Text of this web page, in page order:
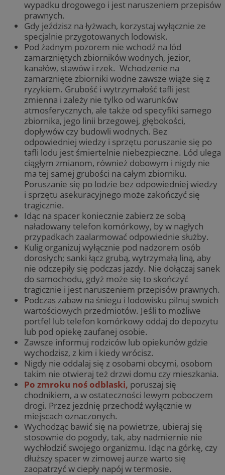
wypadku drogowego i jest naruszeniem przepisów
prawnych.
Gdy jeździsz na łyżwach, korzystaj wyłącznie ze
specjalnie przygotowanych lodowisk.
Pod żadnym pozorem nie wchodź na lód
zamarzniętych zbiorników wodnych, jezior,
kanałów, stawów i rzek. Wchodzenie na
zamarznięte zbiorniki wodne zawsze wiąże się z
ryzykiem. Grubość i wytrzymałość tafli jest
zmienna i zależy nie tylko od warunków
atmosferycznych, ale także od specyfiki samego
zbiornika, jego linii brzegowej, głębokości,
dopływów czy budowli wodnych. Bez
odpowiedniej wiedzy i sprzętu poruszanie się po
tafli lodu jest śmiertelnie niebezpieczne. Lód ulega
ciągłym zmianom, również dobowym i nigdy nie
ma tej samej grubości na całym zbiorniku.
Poruszanie się po lodzie bez odpowiedniej wiedzy
i sprzętu asekuracyjnego może zakończyć się
tragicznie.
Idąc na spacer koniecznie zabierz ze sobą
naładowany telefon komórkowy, by w nagłych
przypadkach zaalarmować odpowiednie służby.
Kulig organizuj wyłącznie pod nadzorem osób
dorosłych; sanki łącz grubą, wytrzymałą liną, aby
nie odczepiły się podczas jazdy. Nie dołączaj sanek
do samochodu, gdyż może się to skończyć
tragicznie i jest naruszeniem przepisów prawnych.
Podczas zabaw na śniegu i lodowisku pilnuj swoich
wartościowych przedmiotów. Jeśli to możliwe
portfel lub telefon komórkowy oddaj do depozytu
lub pod opiekę zaufanej osobie.
Zawsze informuj rodziców lub opiekunów gdzie
wychodzisz, z kim i kiedy wrócisz.
Nigdy nie oddalaj się z osobami obcymi, osobom
takim nie otwieraj też drzwi domu czy mieszkania.
Po zmroku noś odblaski, poruszaj się
chodnikiem, a w ostateczności lewym poboczem
drogi. Przez jezdnię przechodź wyłącznie w
miejscach oznaczonych.
Wychodząc bawić się na powietrze, ubieraj się
stosownie do pogody, tak, aby nadmiernie nie
wychłodzić swojego organizmu. Idąc na górkę, czy
dłuższy spacer w zimowej aurze warto się
zaopatrzyć w ciepły napój w termosie.